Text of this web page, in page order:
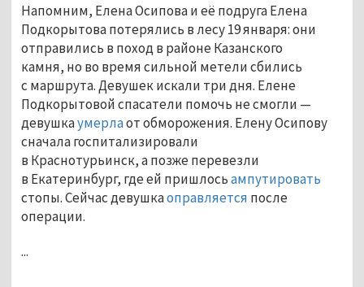
Напомним, Елена Осипова и её подруга Елена
Подкорытова потерялись в лесу 19 января: они
отправились в поход в районе Казанского
камня, но во время сильной метели сбились
с маршрута. Девушек искали три дня. Елене
Подкорытовой спасатели помочь не смогли —
девушкаумерлаот обморожения. Елену Осипову
сначала госпитализировали
в Краснотурьинск, а позже перевезли
в Екатеринбург, где ей пришлосьампутировать
стопы. Сейчас девушкаоправляется после
операции.
...